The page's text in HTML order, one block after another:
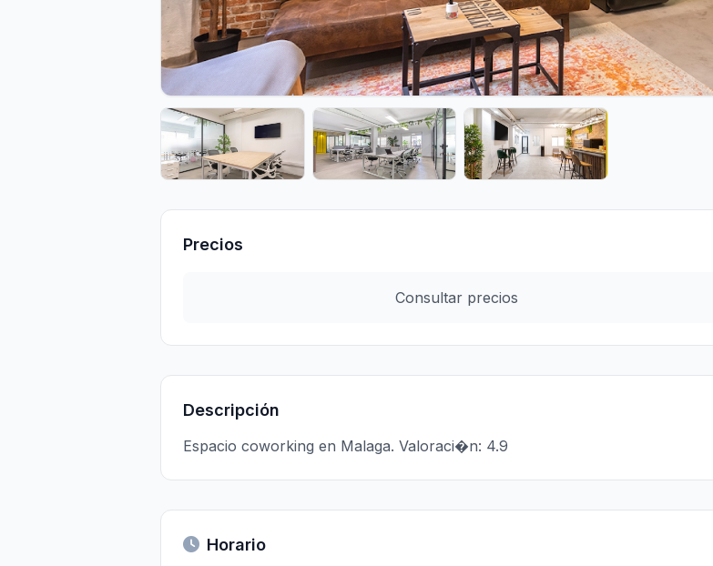
Precios
Consultar precios
Descripción
Espacio coworking en Malaga. Valoraci�n: 4.9
Horario